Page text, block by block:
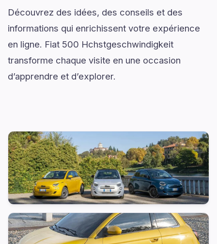
Découvrez des idées, des conseils et des
informations qui enrichissent votre expérience
en ligne. Fiat 500 Hchstgeschwindigkeit
transforme chaque visite en une occasion
d’apprendre et d’explorer.